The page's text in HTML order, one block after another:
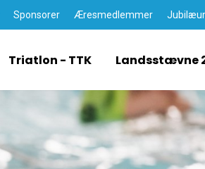
Sponsorer Æresmedlemmer
Triatlon - TTK Landsstævne